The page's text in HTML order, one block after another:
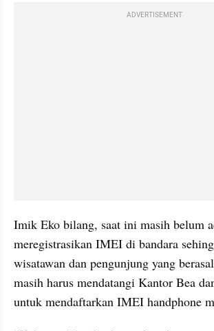
ADVERTISEMENT
Imik Eko bilang, saat ini masih belum
meregistrasikan IMEI di bandara
wisatawan dan pengunjung yang
masih harus mendatangi Kantor Bea
untuk mendaftarkan IMEI handphone